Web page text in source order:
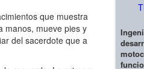
que muestra
manos, mueve pies y
del sacerdote que a